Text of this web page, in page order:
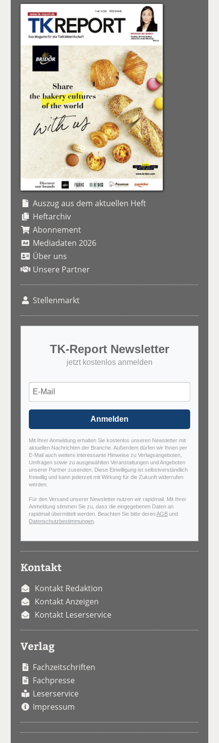
Auszug aus dem aktuellen Heft
Heftarchiv
Abonnement
Mediadaten 2026
Über uns
Unsere Partner
Stellenmarkt
TK-Report Newsletter
jetzt kostenlos anmelden
Anmelden
Mit Ihrer Anmeldung erhalten Sie kostenlos unseren Newsletter mit
aktuellen Nachrichten der Branche. Außerdem dürfen wir Ihnen per
E-Mail auch weitere interessante Hinweise zu Verlagsangeboten,
Umfragen sowie zu ausgewählten Veranstaltungen und Angeboten
unserer Partner zusenden. Diese Einwilligung ist selbstverständlich
freiwillig und kann jederzeit mit Wirkung für die Zukunft widerrufen
werden.
Für den Versand unserer Newsletter nutzen wir rapidmail. Mit Ihrer
Anmeldung stimmen Sie zu, dass die eingegebenen Daten an
rapidmail übermittelt werden. Beachten Sie bitte derenAGB und
Datenschutzbestimmungen
Kontakt
Kontakt Redaktion
Kontakt Anzeigen
Kontakt Leserservice
Verlag
Fachzeitschriften
Fachpresse
Leserservice
Impressum